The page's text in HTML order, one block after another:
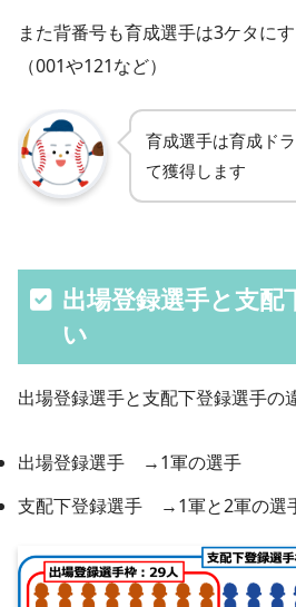
また背番号も育成選手は3ケタにす
（001や121など）
育成選手は育成ド
て獲得します
出場登録選手と支配
い
出場登録選手と支配下登録選手の
出場登録選手 →1軍の選手
支配下登録選手 →1軍と2軍の選